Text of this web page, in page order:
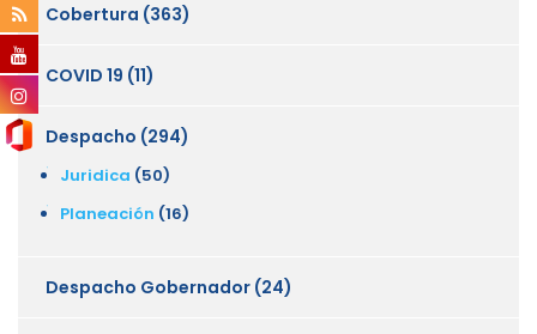
Cobertura (363)
COVID 19 (11)
Despacho (294)
Juridica (50)
Planeación (16)
Despacho Gobernador (24)